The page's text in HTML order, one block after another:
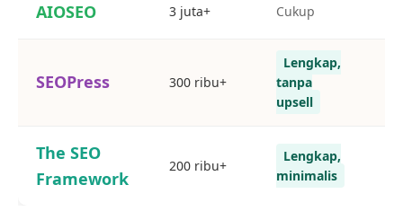
AIOSEO 3 juta+ Cukup
SEOPress 300 ribu+
Lengkap,
tanpa
upsell
The SEO
Framework
200 ribu+
Lengkap,
minimalis